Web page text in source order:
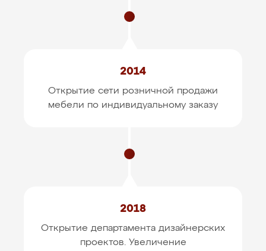
2014
Открытие сети розничной продажи
мебели по индивидуальному заказу
2018
Открытие департамента дизайнерских
проектов. Увеличение